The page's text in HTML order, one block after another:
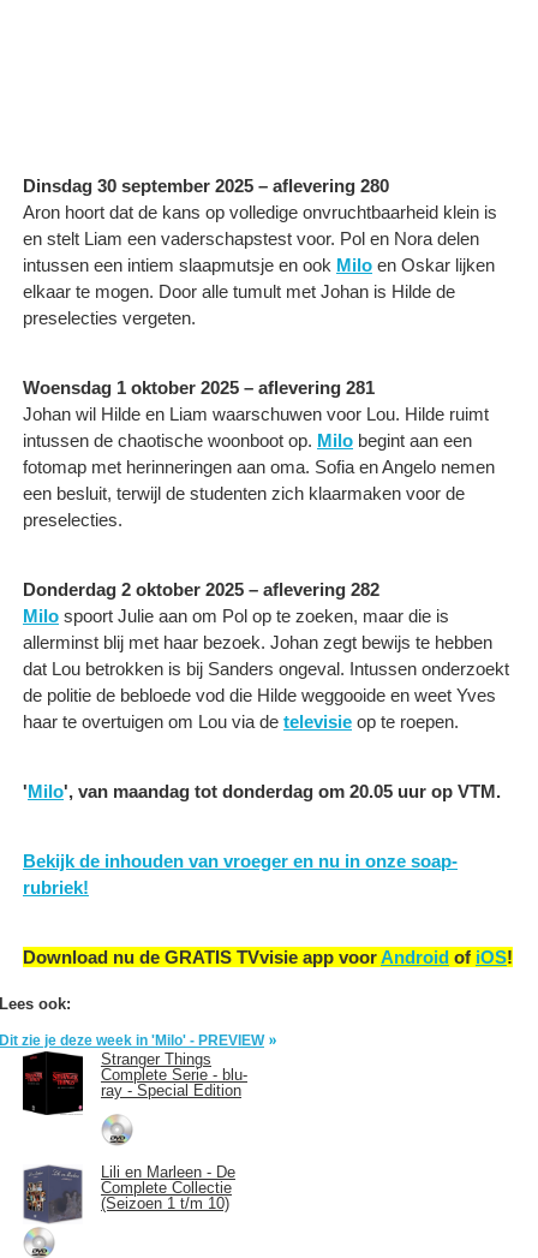
Dinsdag 30 september 2025 – aflevering 280
Aron hoort dat de kans op volledige onvruchtbaarheid klein is
en stelt Liam een vaderschapstest voor. Pol en Nora delen
intussen een intiem slaapmutsje en ook Milo en Oskar lijken
elkaar te mogen. Door alle tumult met Johan is Hilde de
preselecties vergeten.
Woensdag 1 oktober 2025 – aflevering 281
Johan wil Hilde en Liam waarschuwen voor Lou. Hilde ruimt
intussen de chaotische woonboot op. Milo begint aan een
fotomap met herinneringen aan oma. Sofia en Angelo nemen
een besluit, terwijl de studenten zich klaarmaken voor de
preselecties.
Donderdag 2 oktober 2025 – aflevering 282
Milo spoort Julie aan om Pol op te zoeken, maar die is
allerminst blij met haar bezoek. Johan zegt bewijs te hebben
dat Lou betrokken is bij Sanders ongeval. Intussen onderzoekt
de politie de bebloede vod die Hilde weggooide en weet Yves
haar te overtuigen om Lou via de televisie op te roepen.
'Milo', van maandag tot donderdag om 20.05 uur op VTM.
Bekijk de inhouden van vroeger en nu in onze soap-
rubriek!
Download nu de GRATIS TVvisie app voorAndroid of iOS!
Lees ook:
Dit zie je deze week in 'Milo' - PREVIEW
Stranger Things
Complete Serie - blu-
ray - Special Edition
Lili en Marleen - De
Complete Collectie
(Seizoen 1 t/m 10)